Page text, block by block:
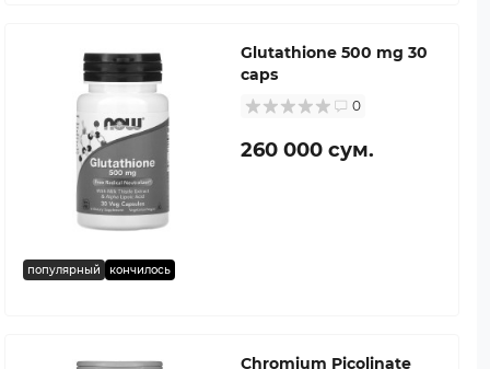
популярный кончилось
Glutathione 500 mg 30
caps
0
260 000 сум.
Chromium Picolinate